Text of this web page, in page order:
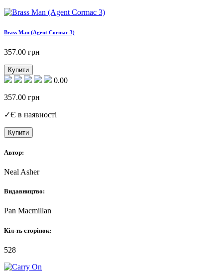
Brass Man (Agent Cormac 3)
357.00 грн
Купити
0.00
357.00 грн
✓Є в наявності
Купити
Автор:
Neal Asher
Видавництво:
Pan Macmillan
Кіл-ть сторінок:
528